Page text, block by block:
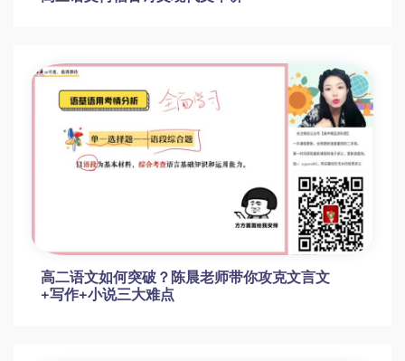
初中语文常考古诗文默写最全汇总Word文档